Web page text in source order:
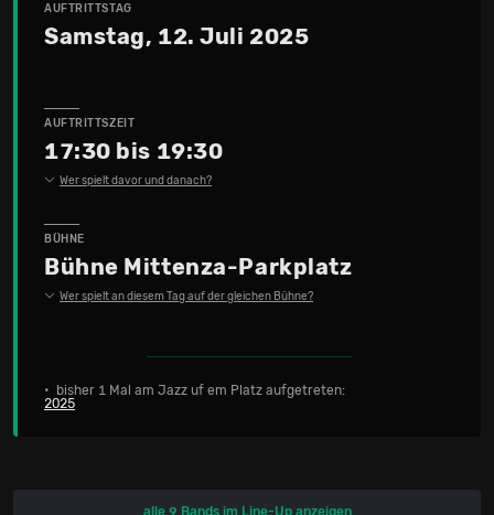
AUFTRITTSTAG
Samstag, 12. Juli 2025
AUFTRITTSZEIT
17:30 bis 19:30
Wer spielt davor und danach?
BÜHNE
Bühne Mittenza-Parkplatz
Wer spielt an diesem Tag auf der gleichen Bühne?
• bisher 1 Mal am Jazz uf em Platz aufgetreten:
2025
alle 9 Bands im Line-Up anzeigen